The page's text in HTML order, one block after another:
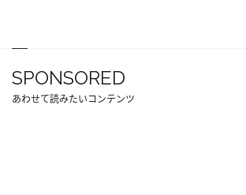
SPONSORED
あわせて読みたいコンテンツ